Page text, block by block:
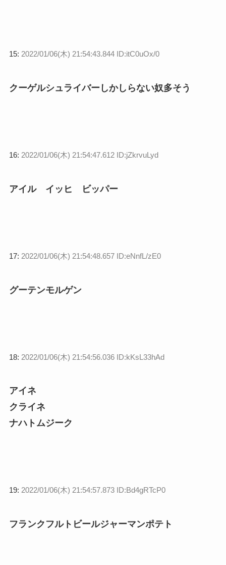
15: 2022/01/06(木) 21:54:43.844 ID:itC0uOx/0
クーゲルシュライバーしかしらない奴多そう
16: 2022/01/06(木) 21:54:47.612 ID:jZkrvuLyd
アイル イッヒ ビッパー
17: 2022/01/06(木) 21:54:48.657 ID:eNnfL/zE0
グーテンモルゲン
18: 2022/01/06(木) 21:54:56.036 ID:kKsL33hAd
アイネ
クライネ
ナハトムジーク
19: 2022/01/06(木) 21:54:57.873 ID:Bd4gRTcP0
フランクフルトビールジャーマンポテト